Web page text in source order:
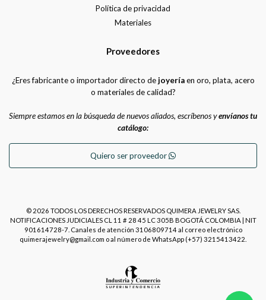
Política de privacidad
Materiales
Proveedores
¿Eres fabricante o importador directo dejoyeríaen oro, plata, acero
o materiales de calidad?
Siempre estamos en la búsqueda de nuevos aliados, escríbenos yenvíanos tu
catálogo:
Quiero ser proveedor
© 2026 TODOS LOS DERECHOS RESERVADOS QUIMERA JEWELRY SAS.
NOTIFICACIONES JUDICIALES CL 11 # 28 45 LC 305B BOGOTÁ COLOMBIA | NIT
901614728-7. Canales de atención 3106809714 al correo electrónico
quimerajewelry@gmail.com o al número de WhatsApp (+57) 3215413422.